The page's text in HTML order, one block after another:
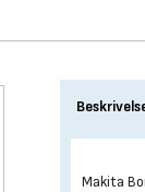
Makita